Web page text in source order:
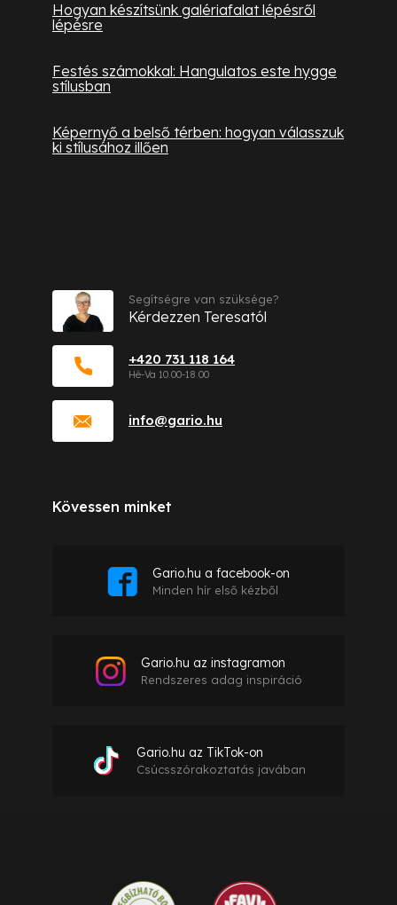
Hogyan készítsünk galériafalat lépésről
lépésre
Festés számokkal: Hangulatos este hygge
stílusban
Képernyő a belső térben: hogyan válasszuk
ki stílusához illően
info@gario.hu
+420 731 118 164
Segítségre van szüksége?
Kérdezzen Teresatól
Kövessen minket
Gario.hu a facebook-on
Minden hír első kézből
Gario.hu az instagramon
Rendszeres adag inspiráció
Gario.hu az TikTok-on
Csúcsszórakoztatás javában